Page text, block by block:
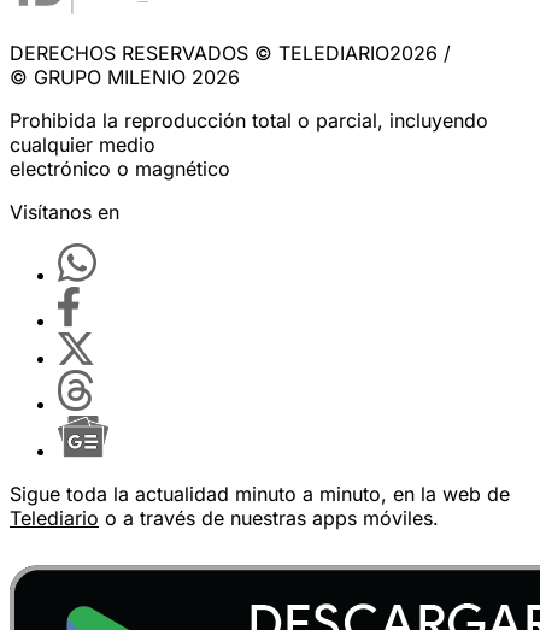
DERECHOS RESERVADOS © TELEDIARIO2026 /
© GRUPO MILENIO 2026
Prohibida la reproducción total o parcial, incluyendo
cualquier medio
electrónico o magnético
Visítanos en
Sigue toda la actualidad minuto a minuto, en la web de
Telediario o a través de nuestras apps móviles.